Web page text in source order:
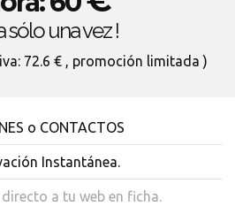
sólo una vez !
72.6 € , promoción limitada )
o CONTACTOS
Instantánea.
directo a tu web en ficha.